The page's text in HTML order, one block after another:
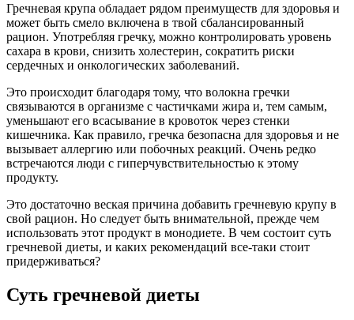
Гречневая крупа обладает рядом преимуществ для здоровья и
может быть смело включена в твой сбалансированный
рацион. Употребляя гречку, можно контролировать уровень
сахара в крови, снизить холестерин, сократить риски
сердечных и онкологических заболеваний.
Это происходит благодаря тому, что волокна гречки
связываются в организме с частичками жира и, тем самым,
уменьшают его всасывание в кровоток через стенки
кишечника. Как правило, гречка безопасна для здоровья и не
вызывает аллергию или побочных реакций. Очень редко
встречаются люди с гиперчувствительностью к этому
продукту.
Это достаточно веская причина добавить гречневую крупу в
свой рацион. Но следует быть внимательной, прежде чем
использовать этот продукт в монодиете. В чем состоит суть
гречневой диеты, и каких рекомендаций все-таки стоит
придерживаться?
Суть гречневой диеты